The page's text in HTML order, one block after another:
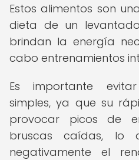
Estos alimentos son
dieta de un
brindan la energía
cabo entrenamientos
Es importante
simples, ya que su
provocar picos de
bruscas caídas, lo
negativamente el